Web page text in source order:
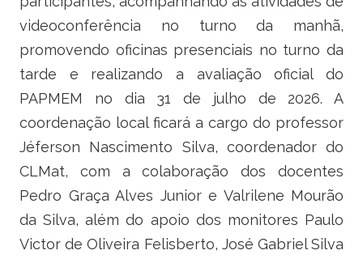
videoconferência no turno da manhã,
promovendo oficinas presenciais no turno da
tarde e realizando a avaliação oficial do
PAPMEM no dia 31 de julho de 2026. A
coordenação local ficará a cargo do professor
Jéferson Nascimento Silva, coordenador do
CLMat, com a colaboração dos docentes
Pedro Graça Alves Junior e Valrilene Mourão
da Silva, além do apoio dos monitores Paulo
Victor de Oliveira Felisberto, José Gabriel Silva